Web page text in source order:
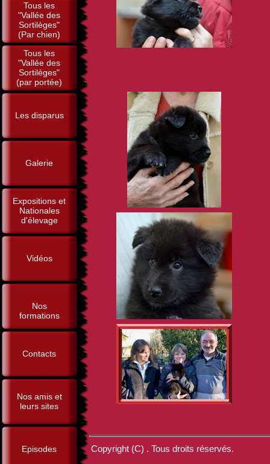
Tous les
"Vallée des
Sortilèges"
(Par chien)
Tous les
"Vallée des
Sortilèges"
(par portée)
Les disparus
Galerie
Expositions et
Nationales
d'élevage
Vidéos
Nos
formations
Contacts
Nos amis et
leurs sites
Episodes Copyright (C) . Tous droits réservés.